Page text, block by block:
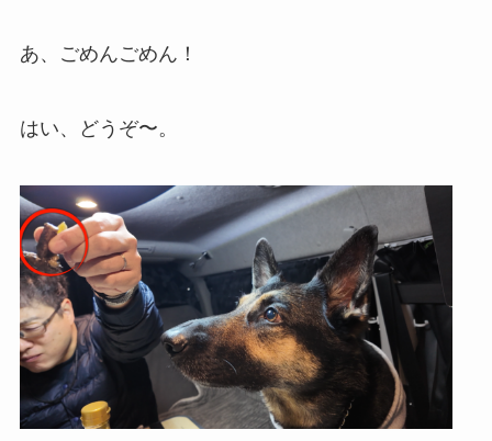
あ、ごめんごめん！
はい、どうぞ〜。